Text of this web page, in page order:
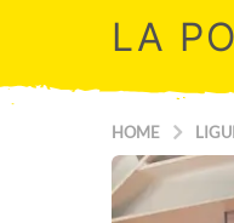
LA
HOME